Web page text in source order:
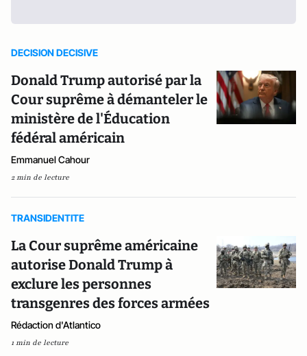
DECISION DECISIVE
Donald Trump autorisé par la
Cour suprême à démanteler le
ministère de l'Éducation
fédéral américain
Emmanuel Cahour
2 min de lecture
TRANSIDENTITE
La Cour suprême américaine
autorise Donald Trump à
exclure les personnes
transgenres des forces armées
Rédaction d'Atlantico
1 min de lecture